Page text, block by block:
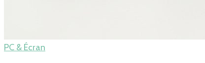
PC & Écran